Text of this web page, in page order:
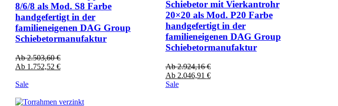
8/6/8 als Mod. S8 Farbe
handgefertigt in der
familieneigenen DAG Group
Schiebetormanufaktur
Ab2.503,60€
Ab 1.752,52 €
Schiebetor mit Vierkantrohr
20×20 als Mod. P20 Farbe
handgefertigt in der
familieneigenen DAG Group
Schiebetormanufaktur
Ab2.924,16€
Ab 2.046,91 €
Sale Sale